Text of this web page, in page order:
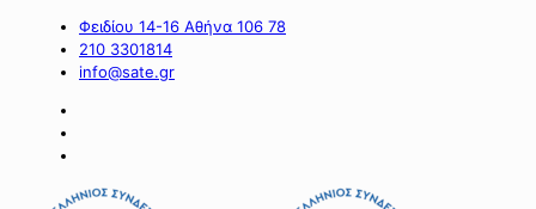
Φειδίου 14-16 Αθήνα 106 78
210 3301814
info@sate.gr